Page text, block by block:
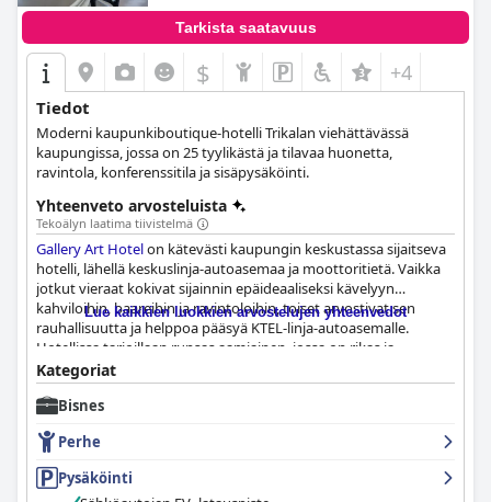
Tarkista saatavuus
$ +4
Tiedot
Moderni kaupunkiboutique-hotelli Trikalan viehättävässä
kaupungissa, jossa on 25 tyylikästä ja tilavaa huonetta,
ravintola, konferenssitila ja sisäpysäköinti.
Yhteenveto arvosteluista
Tekoälyn laatima tiivistelmä
Gallery Art Hotelon kätevästi kaupungin keskustassa sijaitseva
hotelli, lähellä keskuslinja-autoasemaa ja moottoritietä. Vaikka
jotkut vieraat kokivat sijainnin epäideaaliseksi kävelyyn
kahviloihin, baareihin ja ravintoloihin, toiset arvostivat sen
rauhallisuutta ja helppoa pääsyä KTEL-linja-autoasemalle.
Hotellissa tarjoillaan runsas aamiainen, jossa on rikas ja
herkullinen valikoima ruokia, vaikka jotkut vieraat
huomauttavat, että se voisi hyötyä enemmän hedelmistä ja
vihanneksista tai maukkaammasta kahvista. Tilavat, siistit ja
modernit huoneet ovat kauniisti suunniteltuja, ja niissä on
mukavat sängyt ja korkeat katot. Hotelli saa korkeat pisteet
siisteydestään, ja monet arvostelijat mainitsevat siistit ja tilavat
huoneet sekä hyvin hoidetut yleiset tilat. Henkilökuntaa
Lue kaikkien luokkien arvostelujen yhteenvedot
Kategoriat
Bisnes
Perhe
Pysäköinti